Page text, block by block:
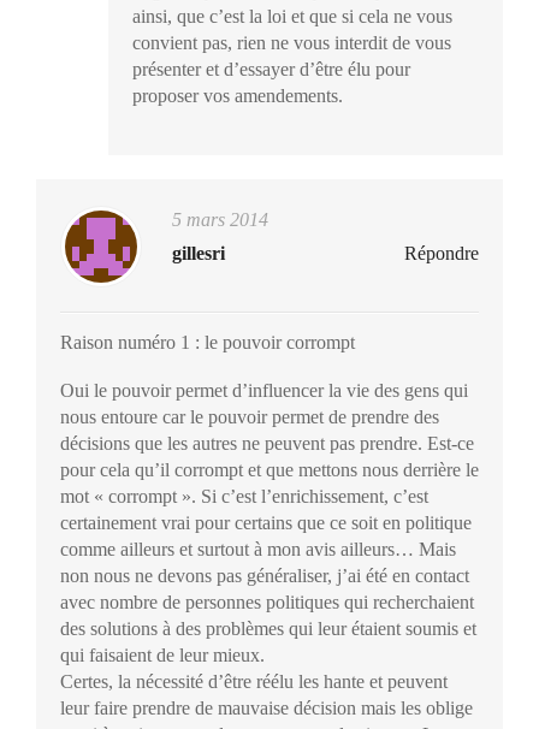
ainsi, que c’est la loi et que si cela ne vous
convient pas, rien ne vous interdit de vous
présenter et d’essayer d’être élu pour
proposer vos amendements.
5 mars 2014
gillesri
Répondre
Raison numéro 1 : le pouvoir corrompt
Oui le pouvoir permet d’influencer la vie des gens qui
nous entoure car le pouvoir permet de prendre des
décisions que les autres ne peuvent pas prendre. Est-ce
pour cela qu’il corrompt et que mettons nous derrière le
mot « corrompt ». Si c’est l’enrichissement, c’est
certainement vrai pour certains que ce soit en politique
comme ailleurs et surtout à mon avis ailleurs… Mais
non nous ne devons pas généraliser, j’ai été en contact
avec nombre de personnes politiques qui recherchaient
des solutions à des problèmes qui leur étaient soumis et
qui faisaient de leur mieux.
Certes, la nécessité d’être réélu les hante et peuvent
leur faire prendre de mauvaise décision mais les oblige